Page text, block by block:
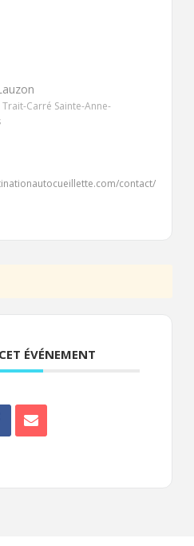
Carré Sainte-Anne-
contact/
ÉVÉNEMENT